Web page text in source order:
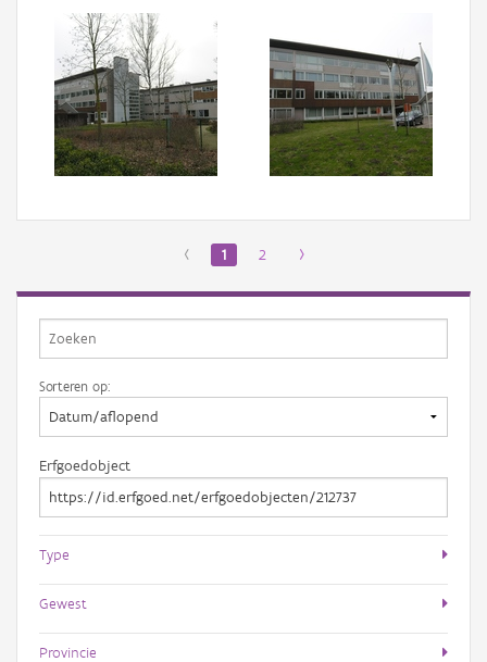
‹ 1 2 ›
Sorteren op:
Erfgoedobject
Type
Gewest
Provincie